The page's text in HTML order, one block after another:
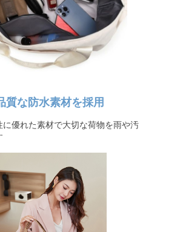
質な防水素材を採用
に優れた素材で大切な荷物を雨や汚